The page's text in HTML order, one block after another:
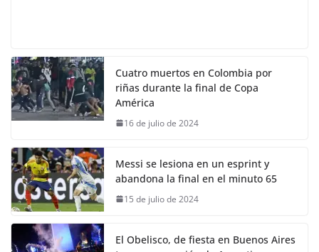
Cuatro muertos en Colombia por
riñas durante la final de Copa
América
16 de julio de 2024
Messi se lesiona en un esprint y
abandona la final en el minuto 65
15 de julio de 2024
El Obelisco, de fiesta en Buenos Aires